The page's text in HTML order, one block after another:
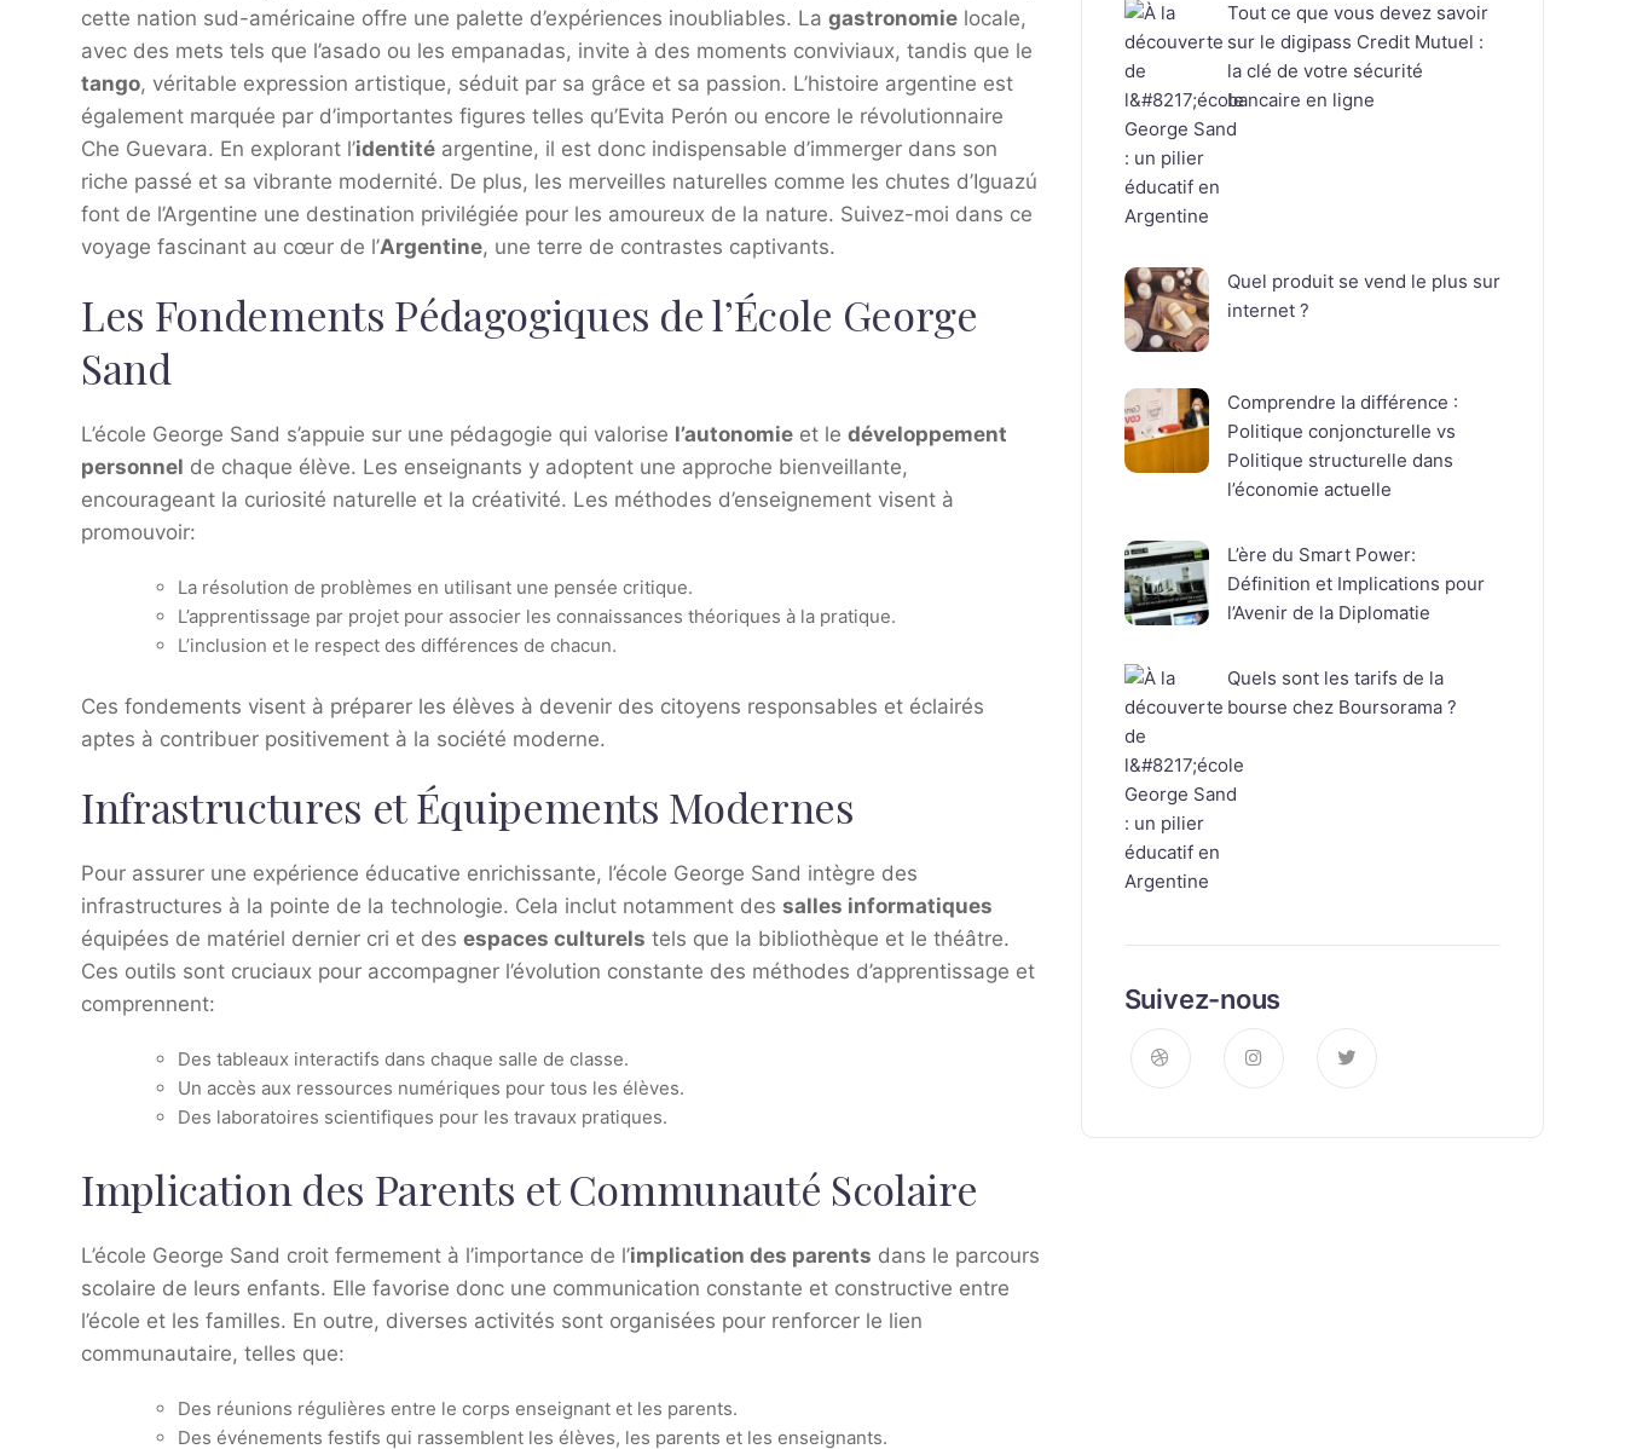
cette nation sud-américaine offre une palette d’expériences inoubliables. La gastronomie locale,
avec des mets tels que l’asado ou les empanadas, invite à des moments conviviaux, tandis que le
tango, véritable expression artistique, séduit par sa grâce et sa passion. L’histoire argentine est
également marquée par d’importantes figures telles qu’Evita Perón ou encore le révolutionnaire
Che Guevara. En explorant l’identité argentine, il est donc indispensable d’immerger dans son
riche passé et sa vibrante modernité. De plus, les merveilles naturelles comme les chutes d’Iguazú
font de l’Argentine une destination privilégiée pour les amoureux de la nature. Suivez-moi dans ce
voyage fascinant au cœur de l’Argentine, une terre de contrastes captivants.
Les Fondements Pédagogiques de l’École George
Sand
L’école George Sand s’appuie sur une pédagogie qui valorise l’autonomie et le développement
personnel de chaque élève. Les enseignants y adoptent une approche bienveillante,
encourageant la curiosité naturelle et la créativité. Les méthodes d’enseignement visent à
promouvoir:
La résolution de problèmes en utilisant une pensée critique.
L’apprentissage par projet pour associer les connaissances théoriques à la pratique.
L’inclusion et le respect des différences de chacun.
Ces fondements visent à préparer les élèves à devenir des citoyens responsables et éclairés
aptes à contribuer positivement à la société moderne.
Infrastructures et Équipements Modernes
Pour assurer une expérience éducative enrichissante, l’école George Sand intègre des
infrastructures à la pointe de la technologie. Cela inclut notamment des salles informatiques
équipées de matériel dernier cri et des espaces culturels tels que la bibliothèque et le théâtre.
Ces outils sont cruciaux pour accompagner l’évolution constante des méthodes d’apprentissage et
comprennent:
Des tableaux interactifs dans chaque salle de classe.
Un accès aux ressources numériques pour tous les élèves.
Des laboratoires scientifiques pour les travaux pratiques.
Implication des Parents et Communauté Scolaire
L’école George Sand croit fermement à l’importance de l’implication des parents dans le parcours
scolaire de leurs enfants. Elle favorise donc une communication constante et constructive entre
l’école et les familles. En outre, diverses activités sont organisées pour renforcer le lien
communautaire, telles que:
Des réunions régulières entre le corps enseignant et les parents.
Des événements festifs qui rassemblent les élèves, les parents et les enseignants.
Tout ce que vous devez savoir
sur le digipass Credit Mutuel :
la clé de votre sécurité
bancaire en ligne
Quel produit se vend le plus sur
internet ?
Comprendre la différence :
Politique conjoncturelle vs
Politique structurelle dans
l’économie actuelle
L’ère du Smart Power:
Définition et Implications pour
l’Avenir de la Diplomatie
Quels sont les tarifs de la
bourse chez Boursorama ?
Suivez-nous